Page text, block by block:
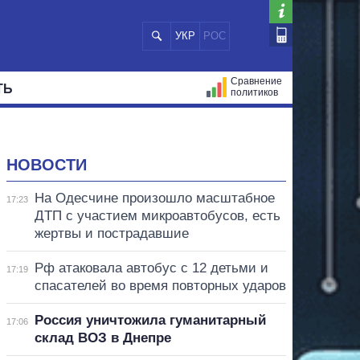
УКР РОС
Сравнение
политиков
НОВОСТИ
17:23
На Одесчине произошло масштабное
ДТП с участием микроавтобусов, есть
жертвы и пострадавшие
17:19
Рф атаковала автобус с 12 детьми и
спасателей во время повторных ударов
17:06
Россия уничтожила гуманитарный
склад ВОЗ в Днепре